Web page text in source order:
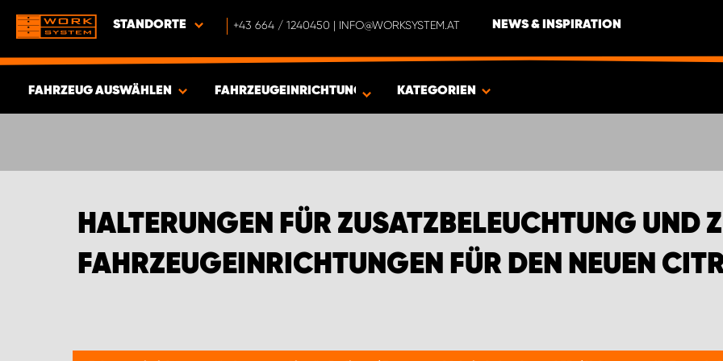
STANDORTE +43 664 / 1240450 | INFO@WORKSYSTEM.AT NEWS & INSPIRATION
FAHRZEUG AUSWÄHLEN
ARTIKEL
FAHRZEUGEINRICHTUNGEN FÜR DEN NEUEN CITROËN BERLINGO
KATEGORIEN
HALTERUNGEN FÜR ZUSATZBELEUCHTUNG UND
FAHRZEUGEINRICHTUNGEN FÜR DEN NEUEN